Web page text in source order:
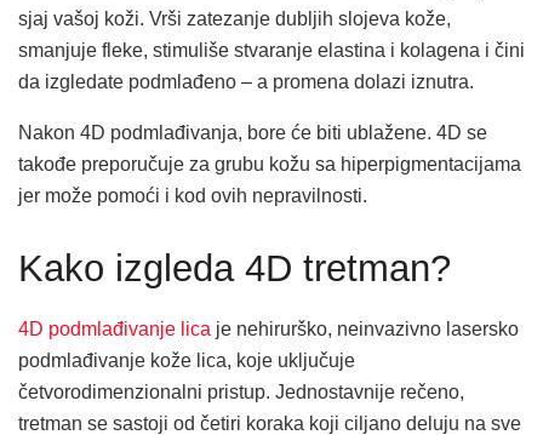
sjaj vašoj koži. Vrši zatezanje dubljih slojeva kože,
smanjuje fleke, stimuliše stvaranje elastina i kolagena i čini
da izgledate podmlađeno – a promena dolazi iznutra.
Nakon 4D podmlađivanja, bore će biti ublažene. 4D se
takođe preporučuje za grubu kožu sa hiperpigmentacijama
jer može pomoći i kod ovih nepravilnosti.
Kako izgleda 4D tretman?
4D podmlađivanje lica je nehirurško, neinvazivno lasersko
podmlađivanje kože lica, koje uključuje
četvorodimenzionalni pristup. Jednostavnije rečeno,
tretman se sastoji od četiri koraka koji ciljano deluju na sve